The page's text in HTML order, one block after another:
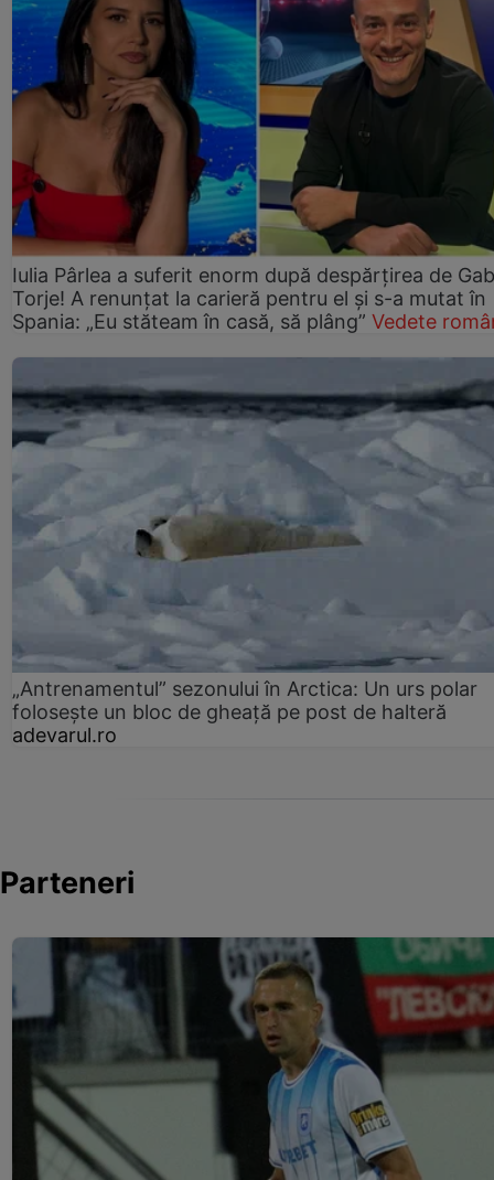
Iulia Pârlea a suferit enorm după despărțirea de
Torje! A renunțat la carieră pentru el și s-a mutat în
Spania: „Eu stăteam în casă, să plâng” Vedete
„Antrenamentul” sezonului în Arctica: Un urs polar
folosește un bloc de gheață pe post de halteră
adevarul.ro
Parteneri